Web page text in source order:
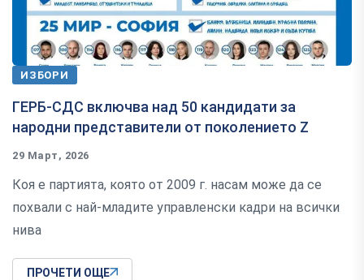
ИЗБОРИ
ГЕРБ-СДС включва над 50 кандидати за
народни представители от поколението Z
29 Март, 2026
Коя е партията, която от 2009 г. насам може да се
похвали с най-младите управленски кадри на всички
нива
ПРОЧЕТИ ОЩЕ